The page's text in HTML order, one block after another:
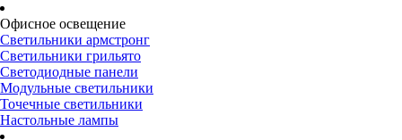
Офисное освещение
Светильники армстронг
Светильники грильято
Светодиодные панели
Модульные светильники
Точечные светильники
Настольные лампы